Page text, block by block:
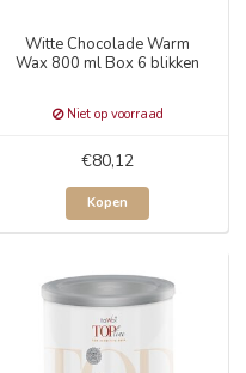
Witte Chocolade Warm
Wax 800 ml Box 6 blikken
Niet op voorraad
€80,12
Kopen